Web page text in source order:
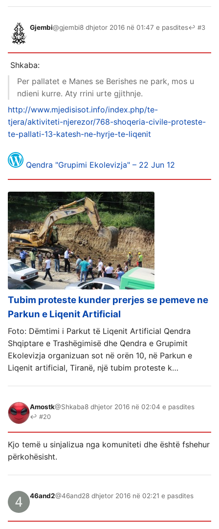
Gjembi@gjembi8 dhjetor 2016 në 01:47 e pasdites↩ #3
Shkaba:
Per pallatet e Manes se Berishes ne park, mos u
ndieni kurre. Aty rrini urte gjithnje.
http://www.mjedisisot.info/index.php/te-
tjera/aktiviteti-njerezor/768-shoqeria-civile-proteste-
te-pallati-13-katesh-ne-hyrje-te-liqenit
Qendra "Grupimi Ekolevizja" – 22 Jun 12
Tubim proteste kunder prerjes se pemeve ne
Parkun e Liqenit Artificial
Foto: Dëmtimi i Parkut të Liqenit Artificial Qendra
Shqiptare e Trashëgimisë dhe Qendra e Grupimit
Ekolevizja organizuan sot në orën 10, në Parkun e
Liqenit artificial, Tiranë, një tubim proteste k…
Amostk@Shkaba8 dhjetor 2016 në 02:04 e pasdites
↩ #20
Kjo temë u sinjalizua nga komuniteti dhe është fshehur
përkohësisht.
46and2@46and28 dhjetor 2016 në 02:21 e pasdites